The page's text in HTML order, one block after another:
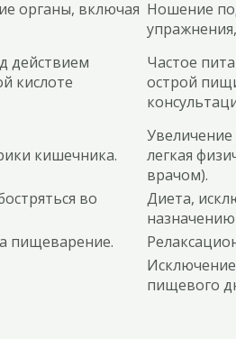
органы, включая Ношение
действием
кислоте
Частое
острой
кишечника.
легкая
врачом).
во
Диета,
пищеварение.
пищевого